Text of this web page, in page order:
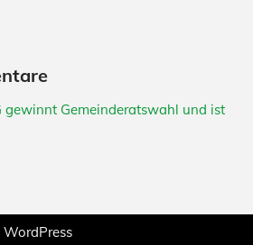
gewinnt Gemeinderatswahl und ist
WordPress